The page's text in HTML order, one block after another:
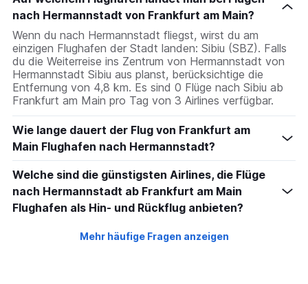
nach Hermannstadt von Frankfurt am Main?
Wenn du nach Hermannstadt fliegst, wirst du am
einzigen Flughafen der Stadt landen: Sibiu (SBZ). Falls
du die Weiterreise ins Zentrum von Hermannstadt von
Hermannstadt Sibiu aus planst, berücksichtige die
Entfernung von 4,8 km. Es sind 0 Flüge nach Sibiu ab
Frankfurt am Main pro Tag von 3 Airlines verfügbar.
Wie lange dauert der Flug von Frankfurt am
Main Flughafen nach Hermannstadt?
Welche sind die günstigsten Airlines, die Flüge
nach Hermannstadt ab Frankfurt am Main
Flughafen als Hin- und Rückflug anbieten?
Mehr häufige Fragen anzeigen